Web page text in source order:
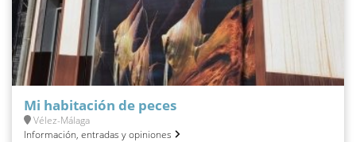
Mi habitación de peces
Vélez-Málaga
Información, entradas y opiniones